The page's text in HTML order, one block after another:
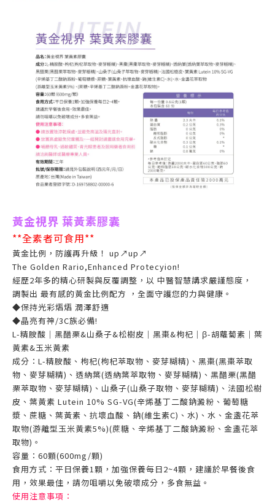
黃金視界 葉黃素膠囊
**全素者可食用**
黃金比例，防護再升級！ up↗up↗
The Golden Rario,Enhanced Protecyion!
經歷2年多的精心研製與反覆調整，以 中醫智慧講求嚴謹態度，
調製出 最有感的黃金比例配方 ，全面守護您的力與健康。
◆保持光彩熠熠 潤澤舒適
◆晶亮有神/3C族必備!
L-精胺酸｜黑醋栗&山桑子&松樹皮｜黑棗&枸杞｜β-胡蘿蔔素｜葉
黃素&玉米黃素
成分：L-精胺酸、枸杞(枸杞萃取物、麥芽糊精)、黑棗(黑棗萃取
物、麥芽糊精)、透納葉(透納葉萃取物、麥芽糊精)、黑醋栗(黑醋
栗萃取物、麥芽糊精)、山桑子(山桑子取物、麥芽糊精)、法國松樹
皮、葉黃素 Lutein 10% SG-VG(辛烯基丁二酸鈉澱粉、葡萄糖
漿、蔗糖、葉黃素、抗壞血酸、鈉(維生素C)、水)、水、金盞花萃
取物(游離型玉米黃素5%)(蔗糖、辛烯基丁二酸鈉澱粉、金盞花萃
取物)。
容量：60顆(600mg/顆)
食用方式：平日保養1顆，加強保養每日2~4顆，建議於早餐後食
用，效果最佳，請勿咀嚼以免破壞成分，多食無益。
使用注意事項：